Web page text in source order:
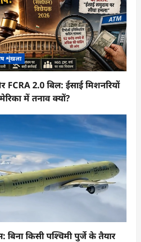
शृंखला
FCRA 2.0 बिल: ईसाई मिशनरियों
में तनाव क्यों?
बिना किसी पश्चिमी पुर्जे के तैयार